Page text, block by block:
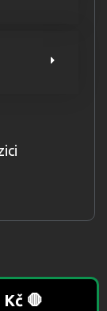
Kč 🛑